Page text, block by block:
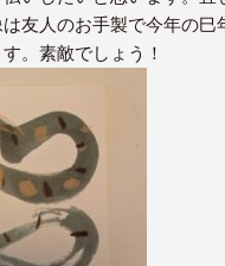
友人のお手製で今年の巳
。素敵でしょう！